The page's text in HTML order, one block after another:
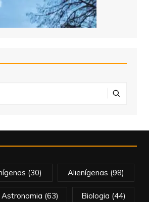
(30) Alienígenas (98)
Astronomia (63) Biologia (44)